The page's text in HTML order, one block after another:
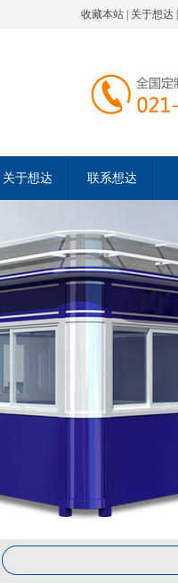
收藏本站 关于想达
关于想达 联系想达